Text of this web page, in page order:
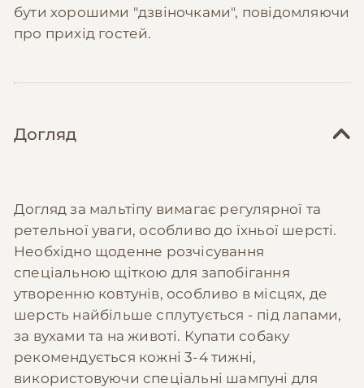
бути хорошими "дзвіночками", повідомляючи
про прихід гостей.
Догляд
Догляд за мальтіпу вимагає регулярної та
ретельної уваги, особливо до їхньої шерсті.
Необхідно щоденне розчісування
спеціальною щіткою для запобігання
утворенню ковтунів, особливо в місцях, де
шерсть найбільше сплутується - під лапами,
за вухами та на животі. Купати собаку
рекомендується кожні 3-4 тижні,
використовуючи спеціальні шампуні для